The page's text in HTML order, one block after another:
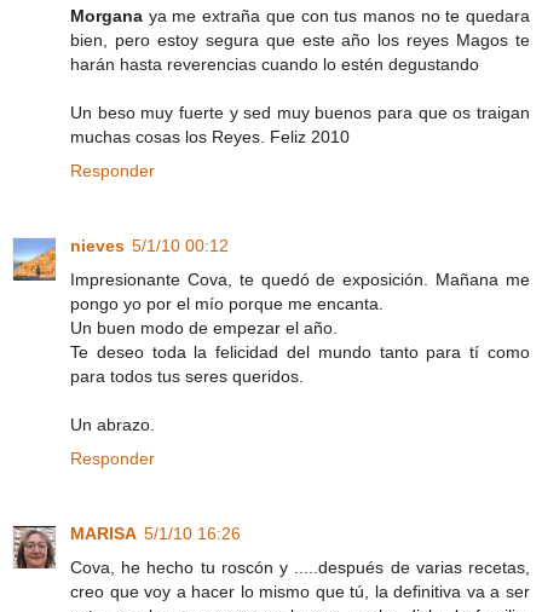
Morgana ya me extraña que con tus manos no te quedara
bien, pero estoy segura que este año los reyes Magos te
harán hasta reverencias cuando lo estén degustando
Un beso muy fuerte y sed muy buenos para que os traigan
muchas cosas los Reyes. Feliz 2010
Responder
nieves 5/1/10 00:12
Impresionante Cova, te quedó de exposición. Mañana me
pongo yo por el mío porque me encanta.
Un buen modo de empezar el año.
Te deseo toda la felicidad del mundo tanto para tí como
para todos tus seres queridos.
Un abrazo.
Responder
MARISA 5/1/10 16:26
Cova, he hecho tu roscón y .....después de varias recetas,
creo que voy a hacer lo mismo que tú, la definitiva va a ser